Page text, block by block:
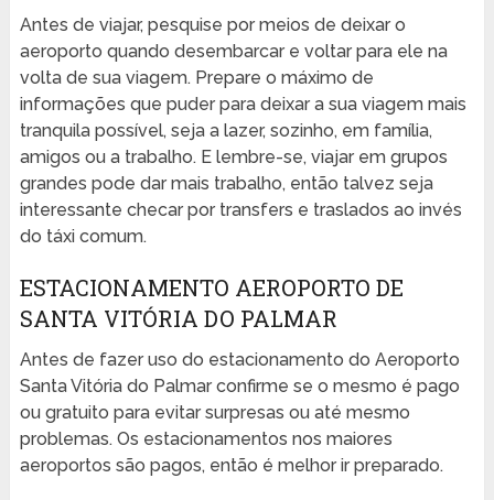
Antes de viajar, pesquise por meios de deixar o
aeroporto quando desembarcar e voltar para ele na
volta de sua viagem. Prepare o máximo de
informações que puder para deixar a sua viagem mais
tranquila possível, seja a lazer, sozinho, em família,
amigos ou a trabalho. E lembre-se, viajar em grupos
grandes pode dar mais trabalho, então talvez seja
interessante checar por transfers e traslados ao invés
do táxi comum.
ESTACIONAMENTO AEROPORTO DE
SANTA VITÓRIA DO PALMAR
Antes de fazer uso do estacionamento do Aeroporto
Santa Vitória do Palmar confirme se o mesmo é pago
ou gratuito para evitar surpresas ou até mesmo
problemas. Os estacionamentos nos maiores
aeroportos são pagos, então é melhor ir preparado.